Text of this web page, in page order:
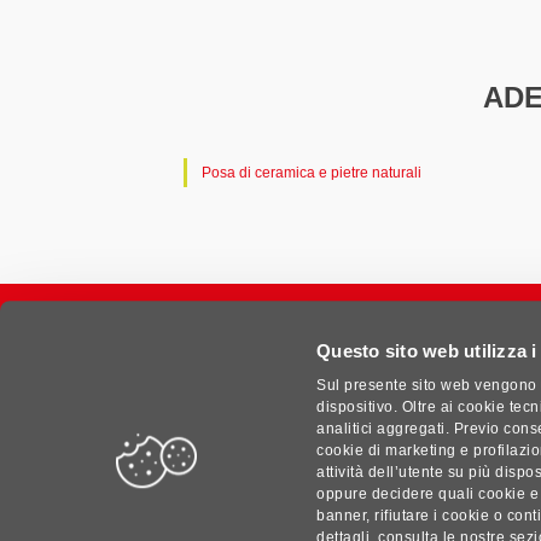
Questo sito web utilizza i
Sul presente sito web
dispositivo. Oltre ai cookie
analitici aggregati. Previo
cookie di marketing e
attività dell’utente su più
oppure decidere quali cookie
banner, rifiutare i cookie o
Posa di ceramica e pietre naturali